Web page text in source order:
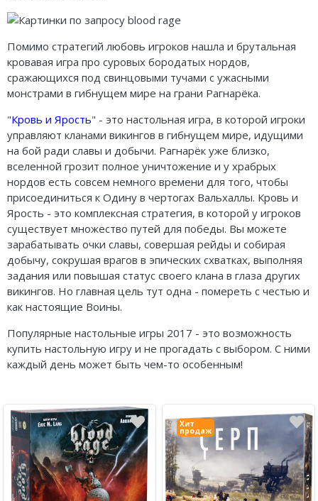
Помимо стратегий любовь игроков нашла и брутальная
кровавая игра про суровых бородатых нордов,
сражающихся под свинцовыми тучами с ужасными
монстрами в гибнущем мире на грани Рагнарёка.
"Кровь и Ярость" - это настольная игра, в которой игроки
управляют кланами викингов в гибнущем мире, идущими
на бой ради славы и добычи. Рагнарёк уже близко,
вселенной грозит полное уничтожение и у храбрых
нордов есть совсем немного времени для того, чтобы
присоединиться к Одину в чертогах Вальхаллы. Кровь и
Ярость - это комплексная стратегия, в которой у игроков
существует множество путей для победы. Вы можете
зарабатывать очки славы, совершая рейды и собирая
добычу, сокрушая врагов в эпических схватках, выполняя
задания или повышая статус своего клана в глаза других
викингов. Но главная цель тут одна - помереть с честью и
как настоящие Воины.
Популярные настольные игры 2017 - это возможность
купить настольную игру и не прогадать с выбором. С ними
каждый день может быть чем-то особенным!
Хит
продаж